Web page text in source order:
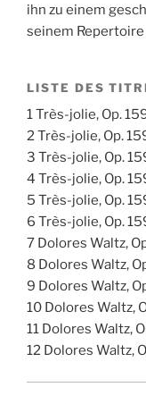
ihn zu einem
seinem
LISTE DES
1 Très-jolie, Op.
2 Très-jolie, Op.
3 Très-jolie, Op.
4 Très-jolie, Op.
5 Très-jolie, Op.
6 Très-jolie, Op.
7 Dolores Waltz,
8 Dolores Waltz,
9 Dolores Waltz,
10 Dolores Waltz,
11 Dolores Waltz,
12 Dolores Waltz,